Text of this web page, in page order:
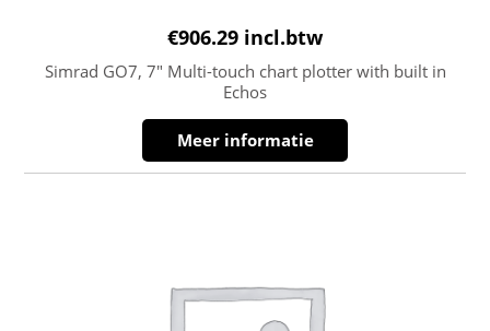
€906.29 incl.btw
Simrad GO7, 7″ Multi-touch chart plotter with built in
Echos
Meer informatie